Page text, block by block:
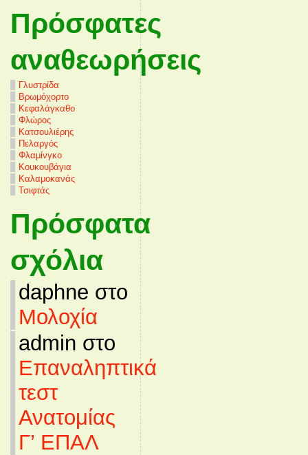
Πρόσφατες
αναθεωρήσεις
Γλυστρίδα
Βρωμόχορτο
Κεφαλάγκαθο
Φλώρος
Κατσουλιέρης
Πελαργός
Φλαμίνγκο
Κουκουβάγια
Καλαμοκανάς
Τσιφτάς
Πρόσφατα
σχόλια
daphne στο
Μολοχία
admin στο
Επαναληπτικά
τεστ
Ανατομίας
Γ’ ΕΠΑΛ